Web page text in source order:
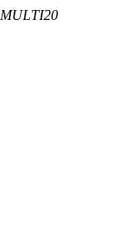
MULTI20